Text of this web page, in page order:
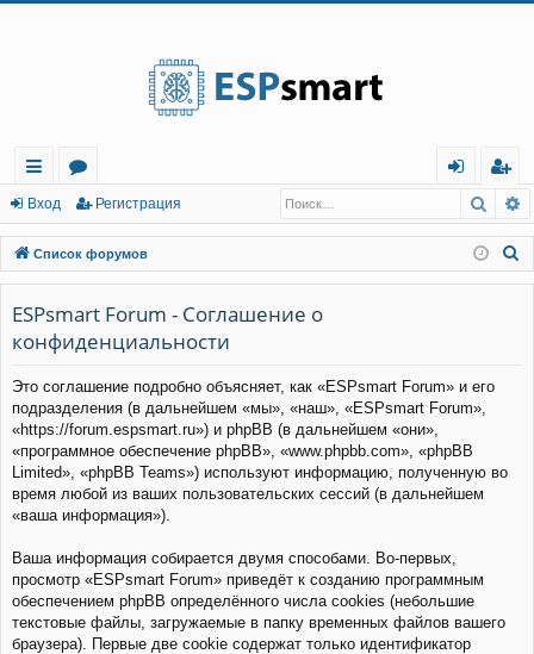
с
ы
лк
и
о
ру
м
ы
д
г
ис
тр
Вход Регистрация
Список форумов
ESPsmart Forum - Соглашение о
конфиденциальности
Это соглашение подробно объясняет, как «ESPsmart Forum» и его
подразделения (в дальнейшем «мы», «наш», «ESPsmart Forum»,
«https://forum.espsmart.ru») и phpBB (в дальнейшем «они»,
«программное обеспечение phpBB», «www.phpbb.com», «phpBB
Limited», «phpBB Teams») используют информацию, полученную во
время любой из ваших пользовательских сессий (в дальнейшем
«ваша информация»).
Ваша информация собирается двумя способами. Во-первых,
просмотр «ESPsmart Forum» приведёт к созданию программным
обеспечением phpBB определённого числа cookies (небольшие
текстовые файлы, загружаемые в папку временных файлов вашего
браузера). Первые две cookie содержат только идентификатор